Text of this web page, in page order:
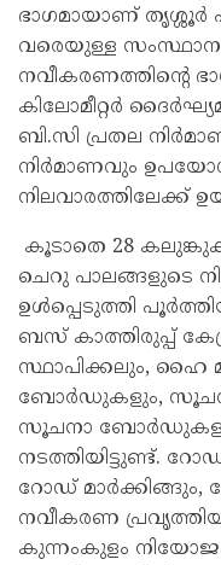
ഭാഗമായാണ് തൃശ്ശൂർ
വരെയുള്ള
നവീകരണത്തിൻ്റെ
കിലോമീറ്റർ
ബി.സി പ്രതല
നിർമാണവും
നിലവാരത്തിലേക്ക്
കൂടാതെ 28
ചെറു പാലങ്ങളുടെ
ഉൾപ്പെടുത്തി
ബസ് കാത്തിരുപ്പ്
സ്ഥാപിക്കലും, ഹൈ
ബോർഡുകളും,
സൂചനാ ബോർഡുകളും
നടത്തിയിട്ടുണ്ട്.
റോഡ് മാർക്കിങ്ങും,
നവീകരണ
കുന്നംകുളം